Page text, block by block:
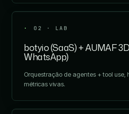
02 · LAB
botyio (SaaS) + AUMAF
WhatsApp)
Orquestração de agentes + tool
métricas vivas.